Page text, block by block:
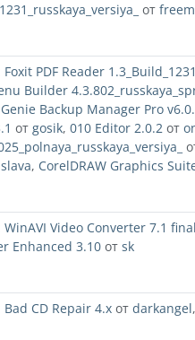
от
Foxit PDF Reader
Builder
Genie Backup Manager Pro
от gosik, 010 Editor 2.0.2 от
slava, CorelDRAW Graphics
WinAVI Video Converter 7.1 final
Enhanced 3.10 от sk
Bad CD Repair 4.x от darkangel,